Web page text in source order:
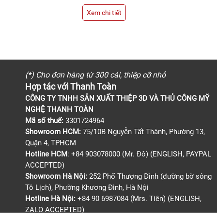
(*) Cho đơn hàng từ 300 cái, thiệp cỡ nhỏ
Hợp tác với Thanh Toàn
CÔNG TY TNHH SẢN XUẤT THIỆP 3D VÀ THỦ CÔNG MỸ
NGHỆ THANH TOÀN
Mã số thuế: 3301724964
Showroom HCM: 75/10B Nguyễn Tất Thành, Phường 13,
Quận 4, TPHCM
Hotline HCM: +84 903078000 (Mr. Đô) (ENGLISH, PAYPAL
ACCEPTED)
Showroom Hà Nội: 252 Phố Thượng Đình (đường bờ sông
Tô Lịch), Phường Khương Đình, Hà Nội
Hotline Hà Nội: +84 90 6987084 (Mrs. Tiên) (ENGLISH,
ZALO ACCEPTED)